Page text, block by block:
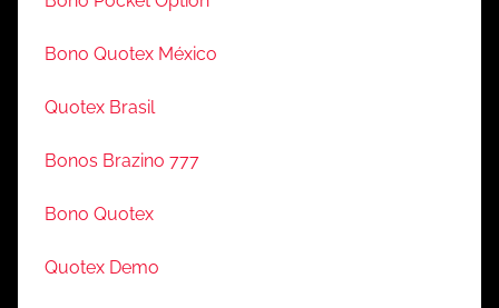
Bono Quotex México
Quotex Brasil
Bonos Brazino 777
Bono Quotex
Quotex Demo